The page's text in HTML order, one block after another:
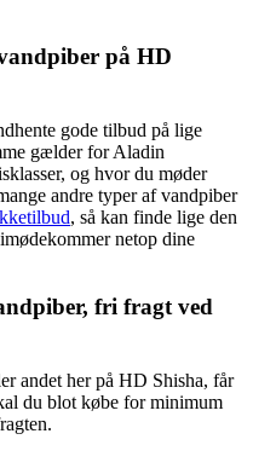
på HD
gode tilbud på lige
gælder for Aladin
og hvor du møder
andre typer af vandpiber
, så kan finde lige den
netop dine
fri fragt ved
andet her på HD Shisha, får
du blot købe for minimum